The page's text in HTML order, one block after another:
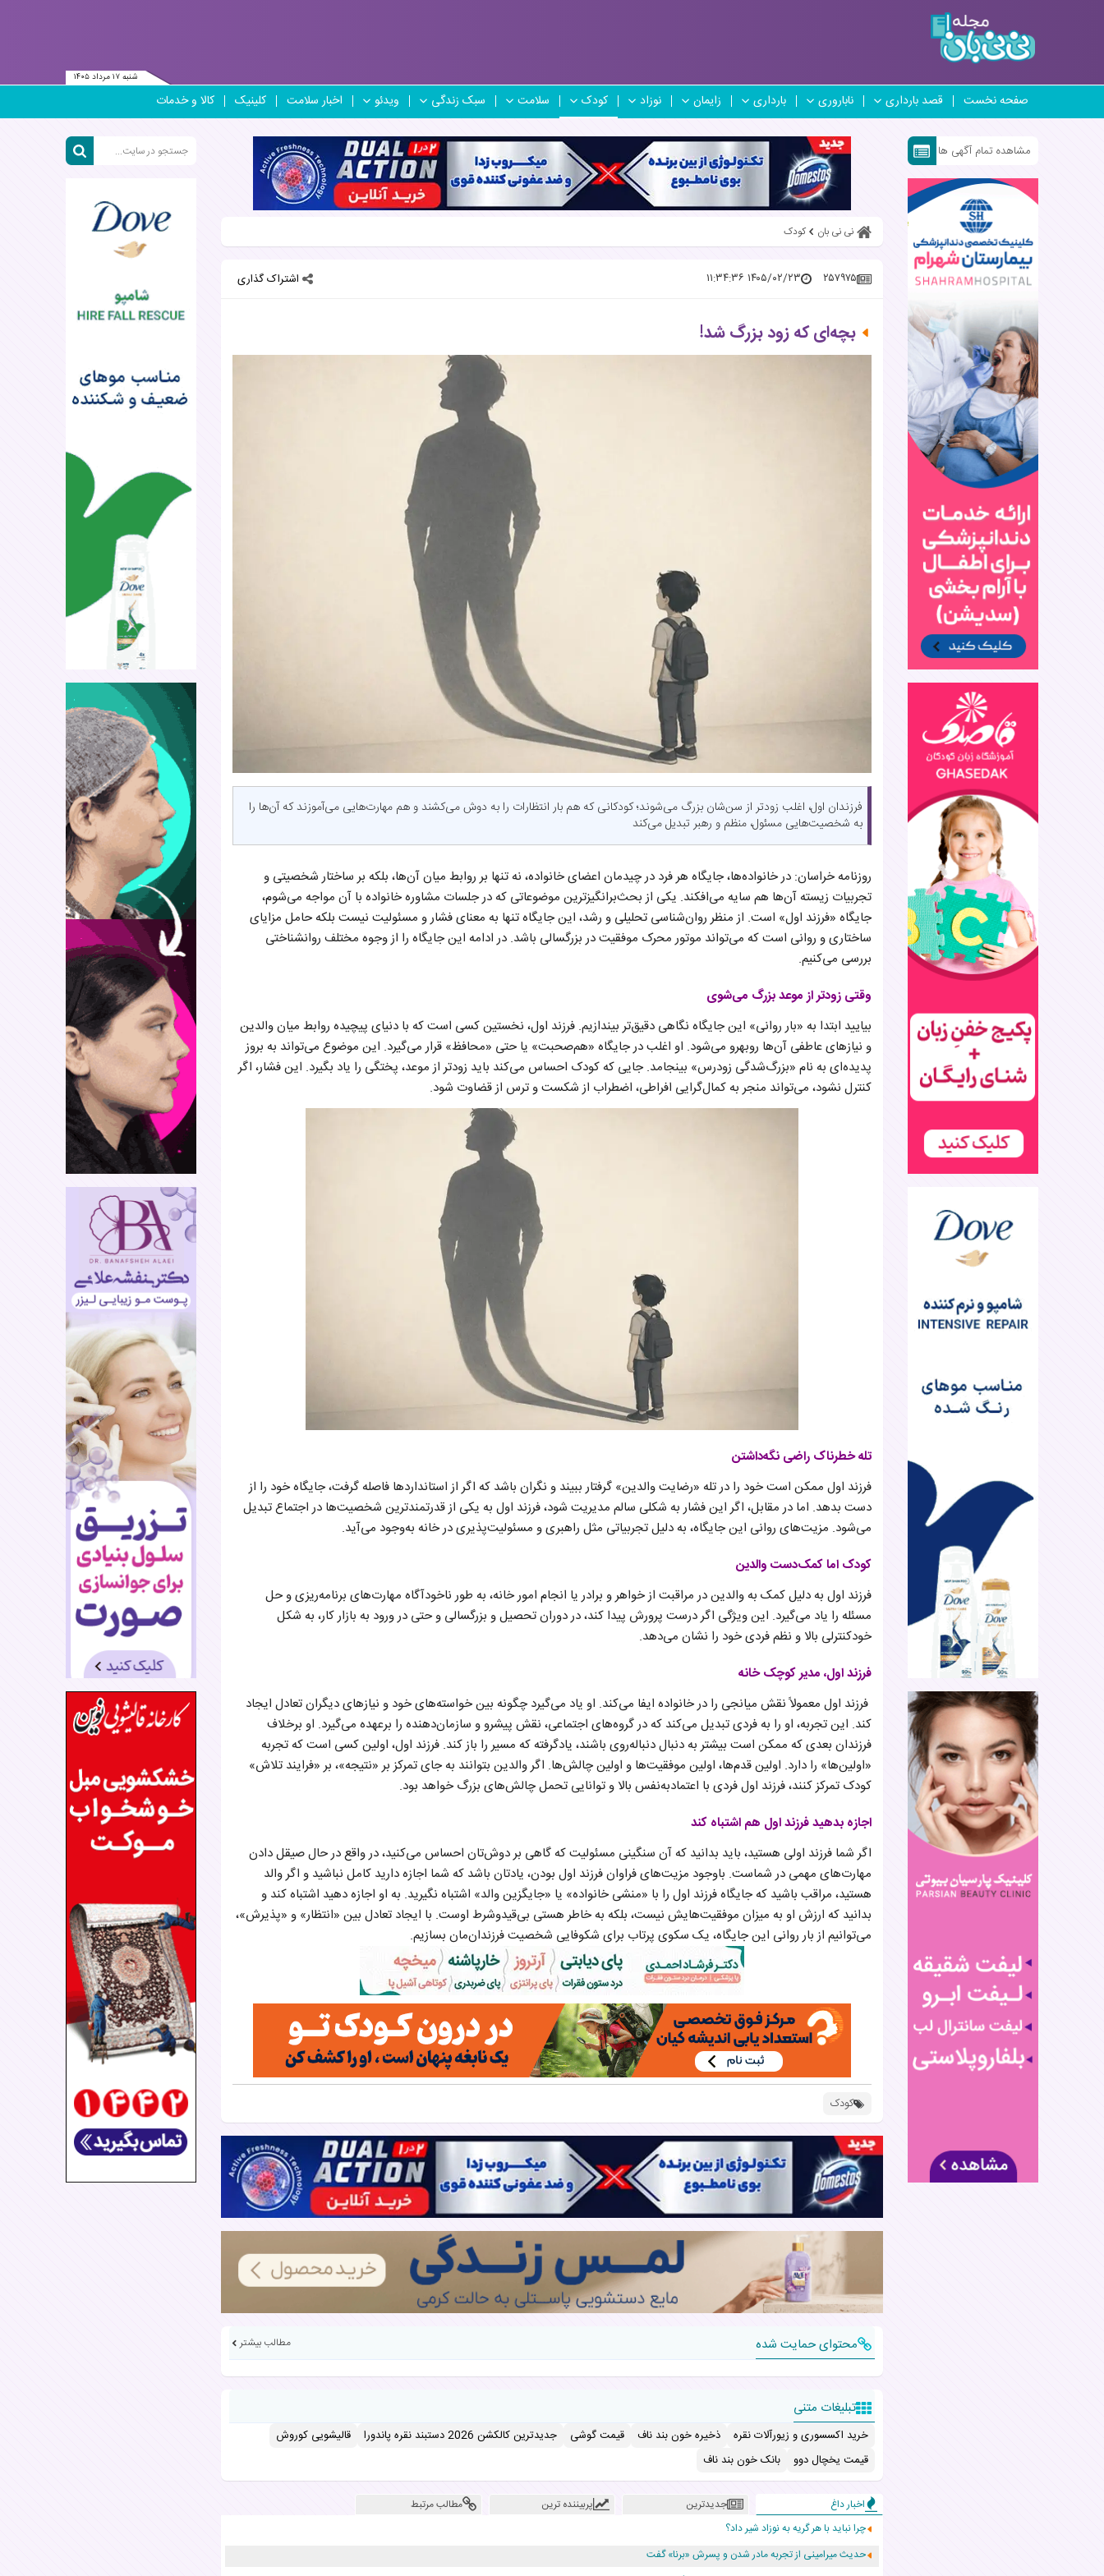
شنبه ۱۷ مرداد ۱۴۰۵
صفحه نخست قصد بارداری ناباروری بارداری زایمان نوزاد کودک سلامت سبک زندگی ویدئو اخبار سلامت کلینیک کالا و خدمات
مشاهده تمام آگهی ها
نی نی بان کودک
۲۵۷۹۷۵ ۱۴۰۵/۰۲/۲۳ ۱۱:۳۴:۳۶ اشتراک گذاری
بچه‌ای که زود بزرگ شد!
فرزندان اول، اغلب زودتر از سن‌شان بزرگ می‌شوند؛ کودکانی که هم بار انتظارات را به دوش می‌کشند و هم مهارت‌هایی می‌آموزند که آن‌ها را
به شخصیت‌هایی مسئول، منظم و رهبر تبدیل می‌کند
روزنامه خراسان: در خانواده‌ها، جایگاه هر فرد در چیدمان اعضای خانواده، نه تنها بر روابط میان آن‌ها، بلکه بر ساختار شخصیتی و
تجربیات زیسته آن‌ها هم سایه می‌افکند. یکی از بحث‌برانگیزترین موضوعاتی که در جلسات مشاوره خانواده با آن مواجه می‌شوم،
جایگاه «فرزند اول» است. از منظر روان‌شناسی تحلیلی و رشد، این جایگاه تنها به معنای فشار و مسئولیت نیست بلکه حامل مزایای
ساختاری و روانی است که می‌تواند موتور محرک موفقیت در بزرگسالی باشد. در ادامه این جایگاه را از وجوه مختلف روان‎شناختی
بررسی می‌کنیم.
​​​​​وقتی زودتر از موعد بزرگ می‌شوی
بیایید ابتدا به «بار روانی» این جایگاه نگاهی دقیق‌تر بیندازیم. فرزند اول، نخستین کسی است که با دنیای پیچیده روابط میان والدین
و نیازهای عاطفی آن‌ها روبه‎رو می‌شود. او اغلب در جایگاه «هم‌صحبت» یا حتی «محافظ» قرار می‌گیرد. این موضوع می‌تواند به بروز
پدیده‌ای به نام «بزرگ‌شدگی زودرس» بینجامد. جایی که کودک احساس می‌کند باید زودتر از موعد، پختگی را یاد بگیرد. این فشار، اگر
کنترل نشود، می‌تواند منجر به کمال‌گرایی افراطی، اضطراب از شکست و ترس از قضاوت شود.
تله خطرناک راضی ‌نگه‌داشتن
فرزند اول ممکن است خود را در تله‌ «رضایت والدین» گرفتار ببیند و نگران باشد که اگر از استانداردها فاصله گرفت، جایگاه خود را از
دست بدهد. اما در مقابل، اگر این فشار به شکلی سالم مدیریت شود، فرزند اول به یکی از قدرتمندترین شخصیت‌ها در اجتماع تبدیل
می‌شود. مزیت‌های روانی این جایگاه، به دلیل تجربیاتی مثل راهبری و مسئولیت‌پذیری در خانه به‌وجود می‌آید.
کودک اما کمک‌دست والدین
فرزند اول به دلیل کمک به والدین در مراقبت از خواهر و برادر یا انجام امور خانه، به طور ناخودآگاه مهارت‌های برنامه‌ریزی و حل
مسئله را یاد می‌گیرد. این ویژگی اگر درست پرورش پیدا کند، در دوران تحصیل و بزرگسالی و حتی در ورود به بازار کار، به شکل
خودکنترلی بالا و نظم فردی خود را نشان می‌دهد.
فرزند اول، مدیر کوچک خانه
فرزند اول معمولاً نقش میانجی را در خانواده ایفا می‌کند. او یاد می‌گیرد چگونه بین خواسته‌های خود و نیازهای دیگران تعادل ایجاد
کند. این تجربه، او را به فردی تبدیل می‌کند که در گروه‌های اجتماعی، نقش پیشرو و سازمان‌دهنده را برعهده می‌گیرد. او برخلاف
فرزندان بعدی که ممکن است بیشتر به دنبال دنباله‌روی باشند، یادگرفته که مسیر را باز کند. فرزند اول، اولین کسی است که تجربه‌
«اولین‌ها» را دارد. اولین قدم‌ها، اولین موفقیت‌ها و اولین چالش‌ها. اگر والدین بتوانند به جای تمرکز بر «نتیجه»، بر «فرایند تلاش»
کودک تمرکز کنند، فرزند اول فردی با اعتمادبه‌نفس بالا و توانایی تحمل چالش‌های بزرگ خواهد بود.
اجازه بدهید فرزند اول هم اشتباه کند
اگر شما فرزند اولی هستید، باید بدانید که آن سنگینی مسئولیت که گاهی بر دوش‌تان احساس می‌کنید، در واقع در حال صیقل دادن
مهارت‌های مهمی در شماست. باوجود مزیت‌های فراوان فرزند اول بودن، یادتان باشد که شما اجازه دارید کامل نباشید و اگر والد
هستید، مراقب باشید که جایگاه فرزند اول را با «منشی خانواده» یا «جایگزین والد» اشتباه نگیرید. به او اجازه دهید اشتباه کند و
بدانید که ارزش او به میزان موفقیت‌هایش نیست، بلکه به خاطر هستی بی‌‌قیدوشرط اوست. با ایجاد تعادل بین «انتظار» و «پذیرش»،
می‌توانیم از بار روانی این جایگاه، یک سکوی پرتاب برای شکوفایی شخصیت فرزندان‌مان بسازیم.
کودک
محتوای حمایت شده مطالب بیشتر
تبلیغات متنی
خرید اکسسوری و زیورآلات نقره ذخیره خون بند ناف قیمت گوشی جدیدترین کالکشن 2026 دستبند نقره پاندورا
قالیشویی کوروش
قیمت یخچال دوو
بانک خون بند ناف
اخبار داغ جدیدترین پربیننده ترین
مطالب مرتبط
چرا نباید با هر گریه به نوزاد شیر داد؟
حدیث میرامینی از تجربه مادر شدن و پسرش «برنا» گفت